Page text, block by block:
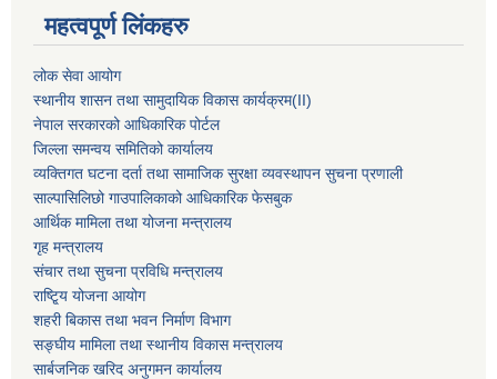
महत्वपूर्ण लिंकहरु
लोक सेवा आयोग
स्थानीय शासन तथा सामुदायिक विकास कार्यक्रम(II)
नेपाल सरकारको आधिकारिक पोर्टल
जिल्ला समन्वय समितिको कार्यालय
व्यक्तिगत घटना दर्ता तथा सामाजिक सुरक्षा व्यवस्थापन सुचना प्रणाली
साल्पासिलिछो गाउपालिकाको आधिकारिक फेसबुक
आर्थिक मामिला तथा योजना मन्त्रालय
गृह मन्त्रालय
संचार तथा सुचना प्रविधि मन्त्रालय
राष्टि्ृय योजना आयोग
शहरी बिकास तथा भवन निर्माण विभाग
सङ्घीय मामिला तथा स्थानीय विकास मन्त्रालय
सार्बजनिक खरिद अनुगमन कार्यालय